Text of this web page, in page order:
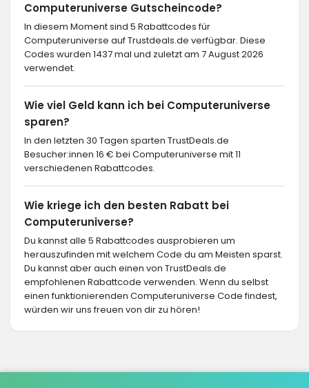
Computeruniverse Gutscheincode?
In diesem Moment sind 5 Rabattcodes für
Computeruniverse auf Trustdeals.de verfügbar. Diese
Codes wurden 1437 mal und zuletzt am 7 August 2026
verwendet.
Wie viel Geld kann ich bei Computeruniverse
sparen?
In den letzten 30 Tagen sparten TrustDeals.de
Besucher:innen 16 € bei Computeruniverse mit 11
verschiedenen Rabattcodes.
Wie kriege ich den besten Rabatt bei
Computeruniverse?
Du kannst alle 5 Rabattcodes ausprobieren um
herauszufinden mit welchem Code du am Meisten sparst.
Du kannst aber auch einen von TrustDeals.de
empfohlenen Rabattcode verwenden. Wenn du selbst
einen funktionierenden Computeruniverse Code findest,
würden wir uns freuen von dir zu hören!